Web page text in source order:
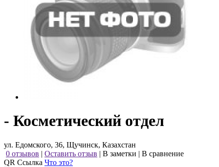
- Косметический отдел
ул. Едомского, 36, Щучинск, Казахстан
0 отзывов | Оставить отзыв | В заметки | В сравнение
QR Ссылка Что это?